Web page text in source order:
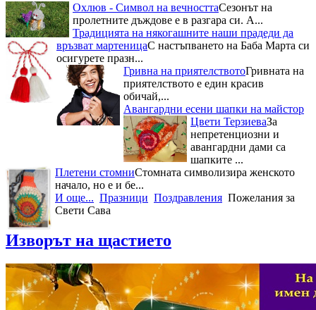
Охлюв - Символ на вечносттаСезонът на
пролетните дъждове е в разгара си. А...
Традицията на някогашните наши прадеди да
връзват мартеницаС настъпването на Баба Марта си
осигурете празн...
Гривна на приятелствотоГривната на
приятелството е един красив
обичай,...
Авангардни есени шапки на майстор
Цвети ТерзиеваЗа
непретенциозни и
авангардни дами са
шапките ...
Плетени стомниСтомната символизира женското
начало, но е и бе...
И още... Празници Поздравления Пожелания за
Свети Сава
Изворът на щастието